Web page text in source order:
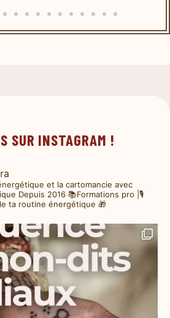
SUR INSTAGRAM !
et la cartomancie avec
Depuis 2016 📚Formations pro |🎙️
ta routine énergétique 🎁